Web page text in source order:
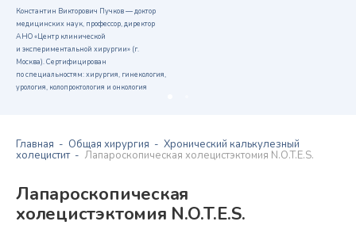
Константин Викторович Пучков — доктор
медицинских наук, профессор, директор
АНО «Центр клинической
и экспериментальной хирургии» (г.
Москва). Сертифицирован
по специальностям: хирургия, гинекология,
урология, колопроктология и онкология
Главная Общая хирургия Хронический калькулезный
холецистит Лапароскопическая холецистэктомия N.O.T.E.S.
Лапароскопическая
холецистэктомия N.O.T.E.S.